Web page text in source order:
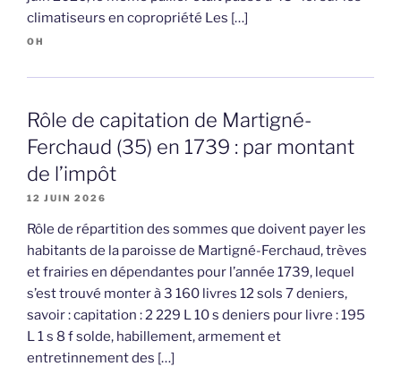
climatiseurs en copropriété Les […]
OH
Rôle de capitation de Martigné-
Ferchaud (35) en 1739 : par montant
de l’impôt
12 JUIN 2026
Rôle de répartition des sommes que doivent payer les
habitants de la paroisse de Martigné-Ferchaud, trèves
et frairies en dépendantes pour l’année 1739, lequel
s’est trouvé monter à 3 160 livres 12 sols 7 deniers,
savoir : capitation : 2 229 L 10 s deniers pour livre : 195
L 1 s 8 f solde, habillement, armement et
entretinnement des […]